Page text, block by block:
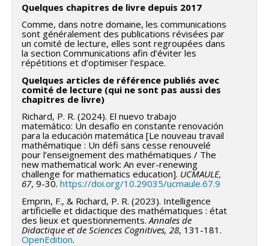
discursif et déductif, humain et computationnel.
Axes de recherche
Les travaux développent progressivement un cadre
nouveau travail mathématique humain–IA ;
référentiel dynamique du savoir ;
régimes d’engagement dans l’activité
mathématique ;
contrôle épistémique distribué ;
coopérations neurosymboliques.
Objectifs
Le programme vise à :
Quelques chapitres de livre depuis 2017
Comme, dans notre domaine, les communications
sont généralement des publications révisées par
un comité de lecture, elles sont regroupées dans
la section Communications afin d’éviter les
répétitions et d’optimiser l’espace.
Quelques articles de référence publiés avec
comité de lecture (qui ne sont pas aussi des
chapitres de livre)
Richard, P. R. (2024). El nuevo trabajo
matemático: Un desafío en constante renovación
para la educación matemática [Le nouveau travail
mathématique : Un défi sans cesse renouvelé
pour l’enseignement des mathématiques / The
new mathematical work: An ever-renewing
challenge for mathematics education]. UCMAULE,
67, 9-30. https://doi.org/10.29035/ucmaule.67.9
Emprin, F., & Richard, P. R. (2023). Intelligence
artificielle et didactique des mathématiques : état
des lieux et questionnements. Annales de
Didactique et de Sciences Cognitives, 28, 131-181.
OpenEdition.